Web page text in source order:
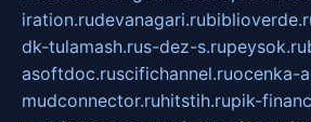
iration.rudevanagari.ru
dk-tulamash.rus-dez-s.rupeysok.ru
asoftdoc.ruscifichannel.ruocenka-
mudconnector.ruhitstih.rupik-